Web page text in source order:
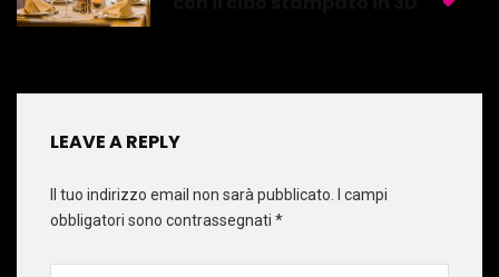
LEAVE A REPLY
Il tuo indirizzo email non sarà pubblicato. I campi
obbligatori sono contrassegnati *